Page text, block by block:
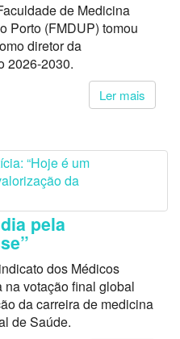
de Medicina
Porto (FMDUP) tomou
diretor da
2026-2030.
Ler mais
pela
dos Médicos
na votação final global
da carreira de medicina
de Saúde.